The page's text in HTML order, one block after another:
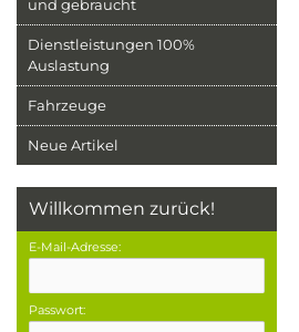
und gebraucht
Dienstleistungen 100%
Auslastung
Fahrzeuge
Neue Artikel
Willkommen zurück!
E-Mail-Adresse:
Passwort: